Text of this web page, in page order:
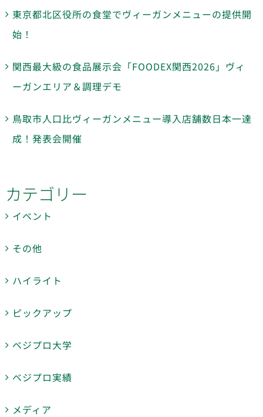
東京都北区役所の食堂でヴィーガンメニューの提供開
始！
関西最大級の食品展示会「FOODEX関西2026」ヴィ
ーガンエリア＆調理デモ
鳥取市人口比ヴィーガンメニュー導入店舗数日本一達
成！発表会開催
カテゴリー
イベント
その他
ハイライト
ピックアップ
ベジプロ大学
ベジプロ実績
メディア